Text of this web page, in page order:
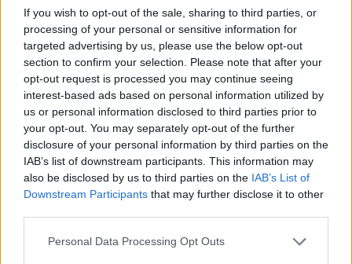
If you wish to opt-out of the sale, sharing to third parties, or
processing of your personal or sensitive information for
targeted advertising by us, please use the below opt-out
section to confirm your selection. Please note that after your
opt-out request is processed you may continue seeing
interest-based ads based on personal information utilized by
us or personal information disclosed to third parties prior to
your opt-out. You may separately opt-out of the further
disclosure of your personal information by third parties on the
IAB’s list of downstream participants. This information may
also be disclosed by us to third parties on the IAB’s List of
Downstream Participants that may further disclose it to other
Personal Data Processing Opt Outs
πανηγύρι στη Σιδηρούντα